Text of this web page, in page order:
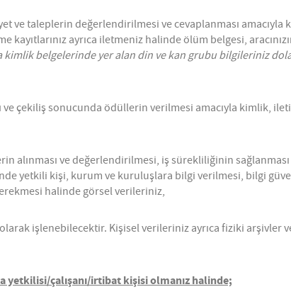
ve taleplerin değerlendirilmesi ve cevaplanması amacıyla
ayrıca iletmeniz halinde ölüm belgesi,
kimlik belgelerinde yer alan din ve kan grubu bilgileriniz
çekiliş sonucunda ödüllerin verilmesi amacıyla kimlik,
ve değerlendirilmesi, iş sürekliliğinin
yetkili kişi, kurum ve kuruluşlara bilgi verilmesi, bilgi
halinde görsel verileriniz,
işlenebilecektir. Kişisel verileriniz ayrıca fiziki arşivler
yetkilisi/çalışanı/irtibat kişisi olmanız halinde;